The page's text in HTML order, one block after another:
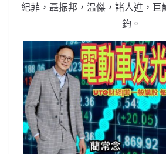
紀菲，聶振邦，温傑，諸人進，巨
鈞。